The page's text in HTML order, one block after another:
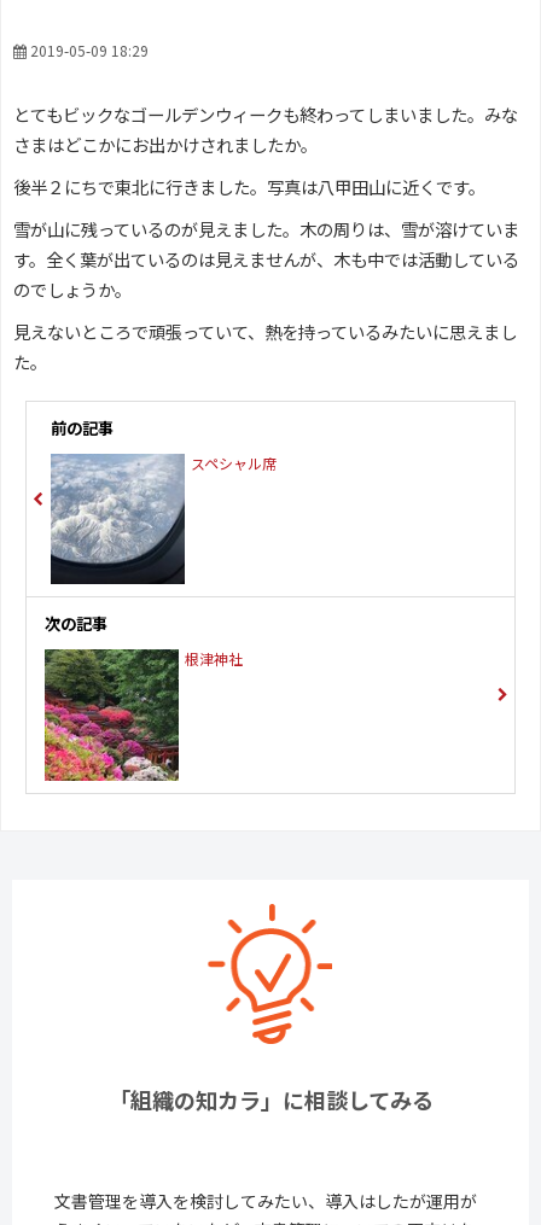
2019-05-09 18:29
とてもビックなゴールデンウィークも終わってしまいました。みな
さまはどこかにお出かけされましたか。
後半２にちで東北に行きました。写真は八甲田山に近くです。
雪が山に残っているのが見えました。木の周りは、雪が溶けていま
す。全く葉が出ているのは見えませんが、木も中では活動している
のでしょうか。
見えないところで頑張っていて、熱を持っているみたいに思えまし
た。
前の記事
スペシャル席
次の記事
根津神社
「組織の知カラ」に相談してみる
文書管理を導入を検討してみたい、導入はしたが運用が